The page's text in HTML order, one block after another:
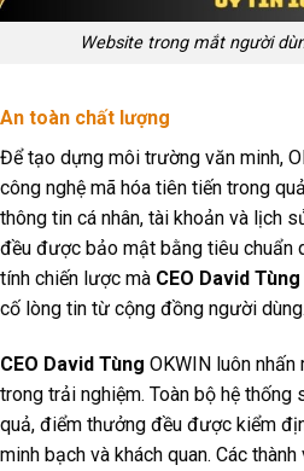
Website trong mắt người
An toàn chất lượng
Để tạo dựng môi trường văn minh,
công nghệ mã hóa tiên tiến trong
thông tin cá nhân, tài khoản và lịch
đều được bảo mật bằng tiêu chuẩn
tính chiến lược mà CEO David Tùng
cố lòng tin từ cộng đồng người dùng.
CEO David Tùng OKWIN luôn
trong trải nghiệm. Toàn bộ hệ thống
quả, điểm thưởng đều được kiểm
minh bạch và khách quan. Các